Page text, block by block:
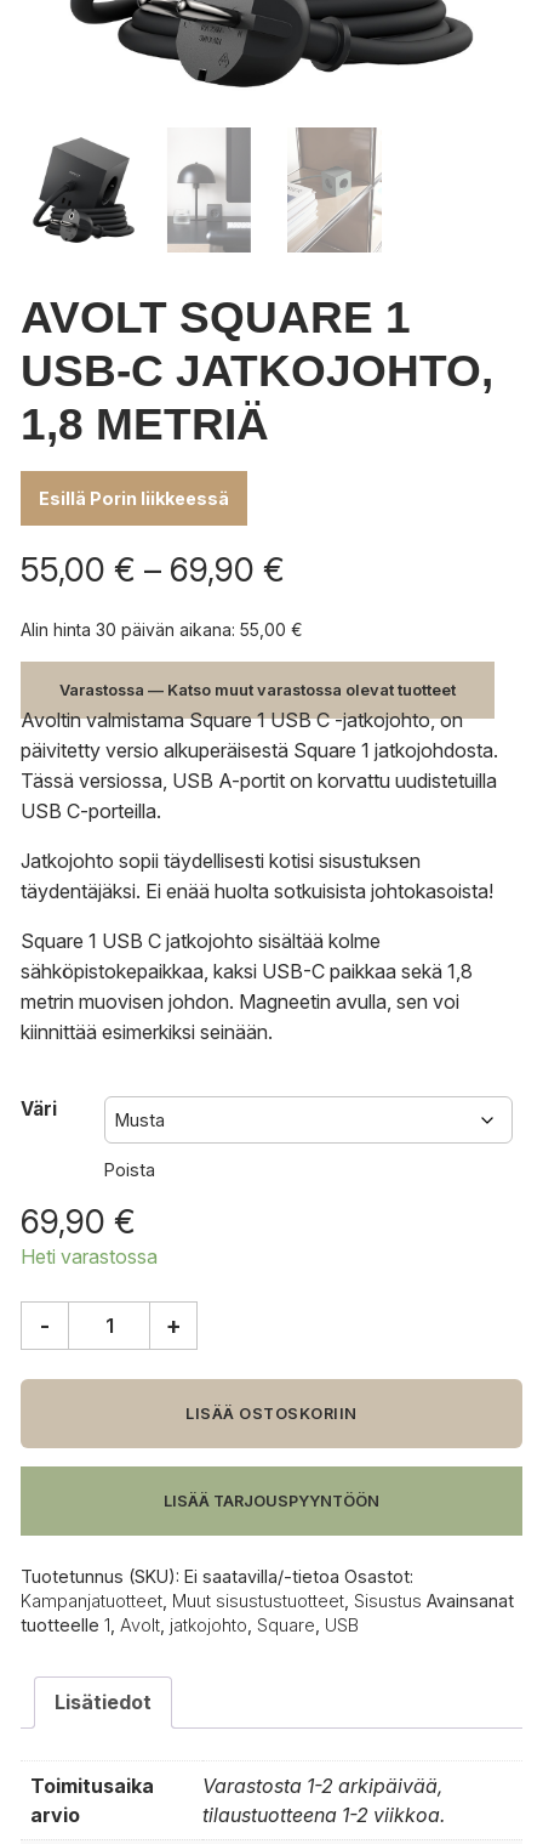
AVOLT SQUARE 1
USB-C JATKOJOHTO,
1,8 METRIÄ
Esillä Porin liikkeessä
55,00 € – 69,90 €
-
69,90 €
Alin hinta 30 päivän aikana: 55,00 €
Varastossa — Katso muut varastossa olevat tuotteet
Avoltin valmistama Square 1 USB C -jatkojohto, on
päivitetty versio alkuperäisestä Square 1 jatkojohdosta.
Tässä versiossa, USB A-portit on korvattu uudistetuilla
USB C-porteilla.
Jatkojohto sopii täydellisesti kotisi sisustuksen
täydentäjäksi. Ei enää huolta sotkuisista johtokasoista!
Square 1 USB C jatkojohto sisältää kolme
sähköpistokepaikkaa, kaksi USB-C paikkaa sekä 1,8
metrin muovisen johdon. Magneetin avulla, sen voi
kiinnittää esimerkiksi seinään.
Väri
Poista
69,90 €
Heti varastossa
1
C
Jatkojohto,
määrä
- +
LISÄÄ OSTOSKORIIN
LISÄÄ TARJOUSPYYNTÖÖN
Tuotetunnus (SKU): Ei saatavilla/-tietoa Osastot:
Kampanjatuotteet Muut sisustustuotteet Sisustus Avainsanat
tuotteelle 1 Avolt jatkojohto Square USB
Lisätiedot
Toimitusaika
arvio
Varastosta 1-2 arkipäivää,
tilaustuotteena 1-2 viikkoa.